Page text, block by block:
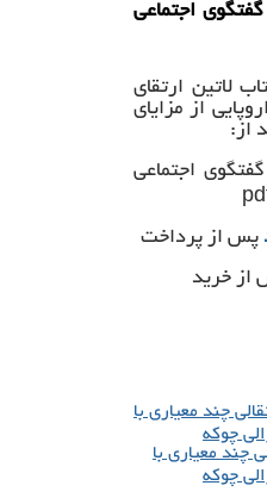
گفتگوی اجتماعی
لاتین ارتقای
از مزایای
از:
اجتماعی
پس از پرداخت
از خرید
چند معیاری با